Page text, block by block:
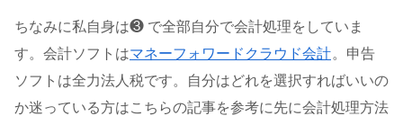
ちなみに私自身は❸ で全部自分で会計処理をしていま
す。会計ソフトはマネーフォワードクラウド会計。申告
ソフトは全力法人税です。自分はどれを選択すればいいの
か迷っている方はこちらの記事を参考に先に会計処理方法